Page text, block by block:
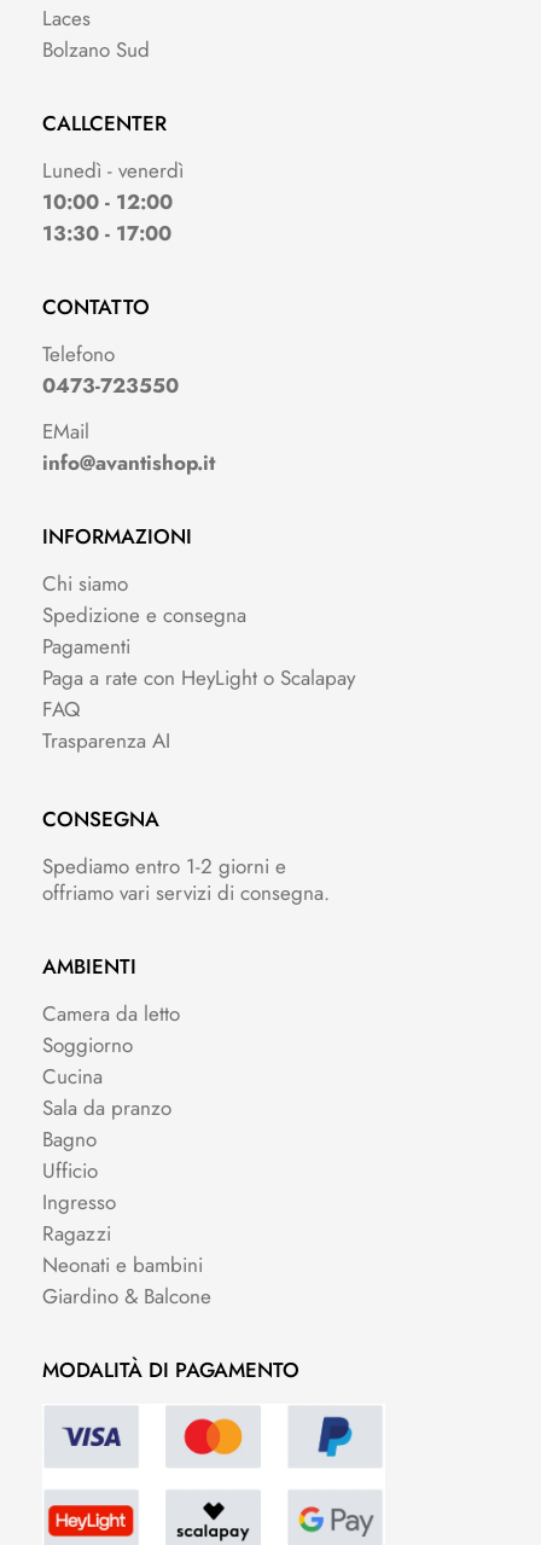
Laces
Bolzano Sud
CALLCENTER
Lunedì - venerdì
10:00 - 12:00
13:30 - 17:00
CONTATTO
Telefono
0473-723550
EMail
info@avantishop.it
INFORMAZIONI
Chi siamo
Spedizione e consegna
Pagamenti
Paga a rate con HeyLight o Scalapay
FAQ
Trasparenza AI
CONSEGNA
Spediamo entro 1-2 giorni e
offriamo vari servizi di consegna.
AMBIENTI
Camera da letto
Soggiorno
Cucina
Sala da pranzo
Bagno
Ufficio
Ingresso
Ragazzi
Neonati e bambini
Giardino & Balcone
MODALITÀ DI PAGAMENTO